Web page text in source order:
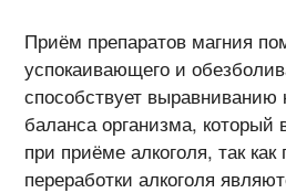
Приём препаратов магния
успокаивающего и
способствует выравниванию
баланса организма, который
при приёме алкоголя, так как
переработки алкоголя